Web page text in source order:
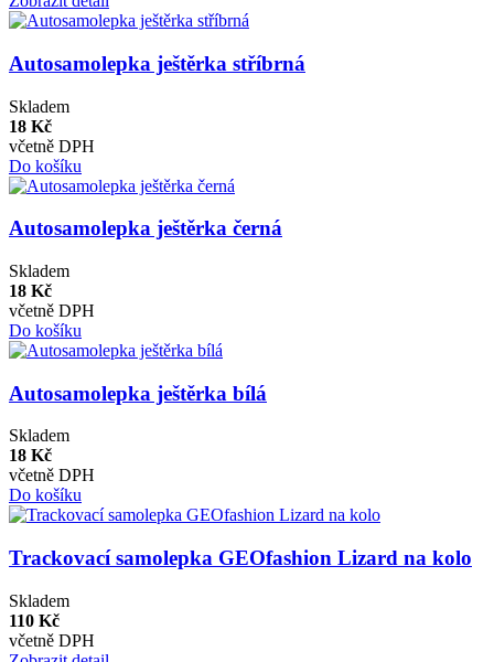
Autosamolepka ještěrka stříbrná
Skladem
18 Kč
včetně DPH
Do košíku
Autosamolepka ještěrka černá
Skladem
18 Kč
včetně DPH
Do košíku
Autosamolepka ještěrka bílá
Skladem
18 Kč
včetně DPH
Do košíku
Trackovací samolepka GEOfashion Lizard na kolo
Skladem
110 Kč
včetně DPH